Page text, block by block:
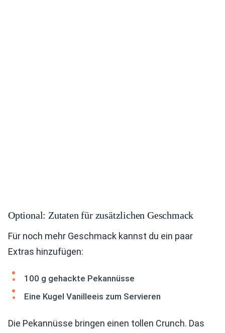
Optional: Zutaten für zusätzlichen Geschmack
Für noch mehr Geschmack kannst du ein paar
Extras hinzufügen:
100 g gehackte Pekannüsse
Eine Kugel Vanilleeis zum Servieren
Die Pekannüsse bringen einen tollen Crunch. Das